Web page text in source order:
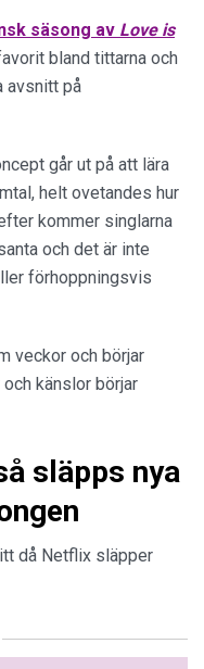
säsong av Love is
bland tittarna och
avsnitt på
går ut på att lära
helt ovetandes hur
kommer singlarna
och det är inte
förhoppningsvis
veckor och börjar
känslor börjar
släpps nya
då Netflix släpper